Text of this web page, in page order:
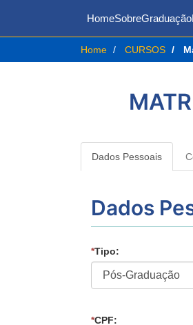
HomeSobreGraduação
Home CURSOS
Dados Pessoais
Dados
*Tipo:
*CPF: